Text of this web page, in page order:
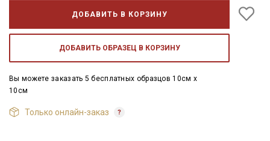
ДОБАВИТЬ В КОРЗИНУ
ДОБАВИТЬ ОБРАЗЕЦ В КОРЗИНУ
Вы можете заказать 5 бесплатных образцов 10см x
10см
Только онлайн-заказ